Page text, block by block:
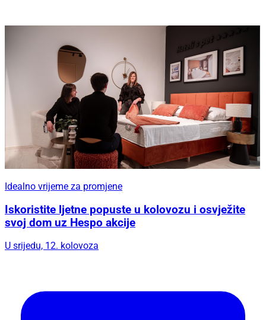
Idealno vrijeme za promjene
Iskoristite ljetne popuste u kolovozu i osvježite
svoj dom uz Hespo akcije
U srijedu, 12. kolovoza